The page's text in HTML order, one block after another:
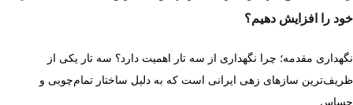
خود را افزایش دهیم؟
نگهداری مقدمه؛ چرا نگهداری از سه تار اهمیت دارد؟ سه تار یکی از
ظریف‌ترین سازهای زهی ایرانی است که به دلیل ساختار تمام‌چوبی و
حساس...